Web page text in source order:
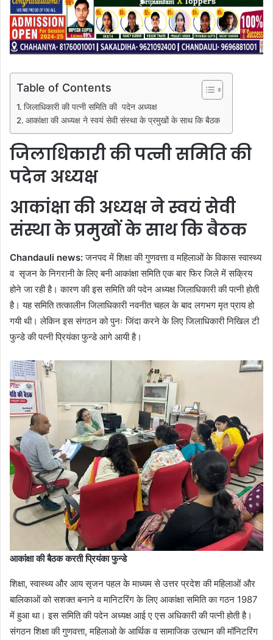
Table of Contents
जिलाधिकारी की पत्नी समिति की पदेन अध्यक्ष
आकांक्षा की अध्यक्ष ने स्वयं सेवी संस्था के प्रमुखों के साथ कि बैठक
जिलाधिकारी की पत्नी समिति की
पदेन अध्यक्ष
आकांक्षा की अध्यक्ष ने स्वयं सेवी
संस्था के प्रमुखों के साथ कि बैठक
Chandauli news:जनपद में शिक्षा की गुणवत्ता व महिलाओं के विकास स्वास्थ्य
व सृजन के निगरानी के लिए बनी आकांक्षा समिति एक बार फिर जिले में सक्रिय
होने जा रही है। कारण की इस समिति की पदेन अध्यक्ष जिलाधिकारी की पत्नी होती
है। यह समिति तत्कालीन जिलाधिकारी नवनीत चहल के बाद लगभग मृत प्राय हो
गयी थी। लेकिन इस संगठन को पुनः जिंदा करने के लिए जिलाधिकारी निखिल टी
फुन्डे की पत्नी प्रियंका फुन्डे आगे आयी है।
आकांक्षा की बैठक करती प्रियंका फुन्डे
शिक्षा, स्वास्थ्य और आय सृजन पहल के माध्यम से उत्तर प्रदेश की महिलाओं और
बालिकाओं को सशक्त बनाने व मानिटरिंग के लिए आकांक्षा समिति का गठन 1987
में हुआ था। इस समिति की पदेन अध्यक्ष आई ए एस अधिकारी की पत्नी होती है।
संगठन शिक्षा की गुणवत्ता, महिलाओ के आर्थिक व सामाजिक उत्थान की मॉनिटरिंग